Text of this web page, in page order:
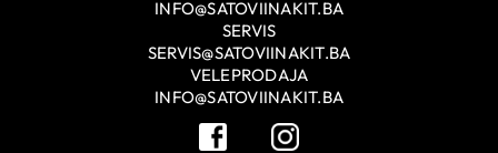
INFO@SATOVIINAKIT.BA
SERVIS
SERVIS@SATOVIINAKIT.BA
VELEPRODAJA
INFO@SATOVIINAKIT.BA